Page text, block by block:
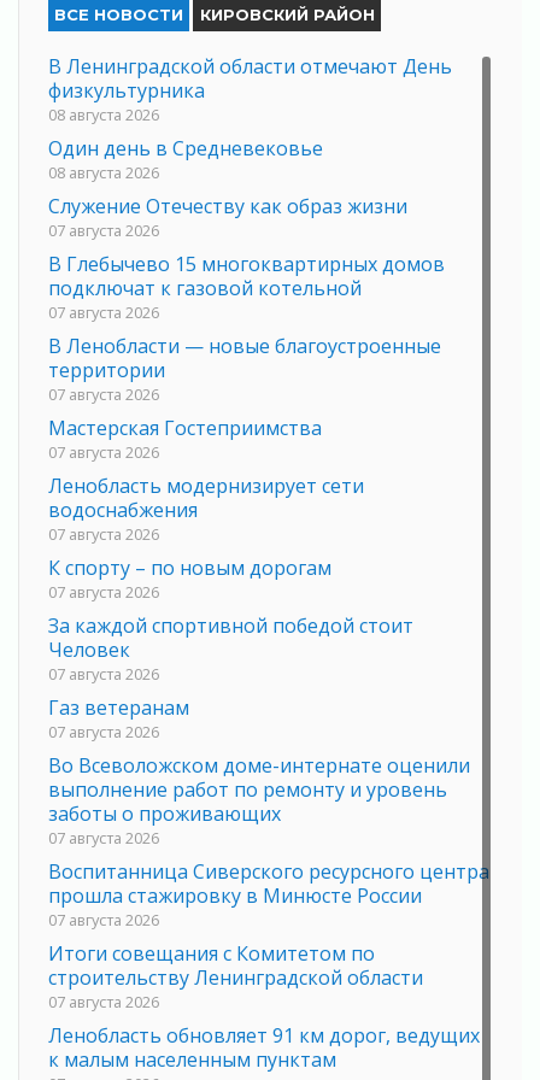
ВСЕ НОВОСТИ КИРОВСКИЙ РАЙОН
В Ленинградской области отмечают День
физкультурника
08 августа 2026
Один день в Средневековье
08 августа 2026
Служение Отечеству как образ жизни
07 августа 2026
В Глебычево 15 многоквартирных домов
подключат к газовой котельной
07 августа 2026
В Ленобласти — новые благоустроенные
территории
07 августа 2026
Мастерская Гостеприимства
07 августа 2026
Ленобласть модернизирует сети
водоснабжения
07 августа 2026
К спорту – по новым дорогам
07 августа 2026
За каждой спортивной победой стоит
Человек
07 августа 2026
Газ ветеранам
07 августа 2026
Во Всеволожском доме-интернате оценили
выполнение работ по ремонту и уровень
заботы о проживающих
07 августа 2026
Воспитанница Сиверского ресурсного центра
прошла стажировку в Минюсте России
07 августа 2026
Итоги совещания с Комитетом по
строительству Ленинградской области
07 августа 2026
Ленобласть обновляет 91 км дорог, ведущих
к малым населенным пунктам